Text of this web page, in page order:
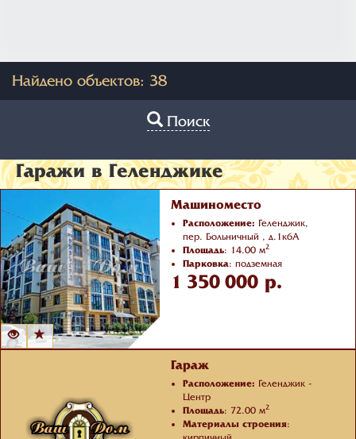
Найдено объектов: 38
Поиск
Гаражи в Геленджике
Машиноместо
Расположение: Геленджик,
пер. Больничный , д.1к6А
Площадь: 14.00 м2
Парковка: подземная
1 350 000 р.
Гараж
Расположение: Геленджик -
Центр
Площадь: 72.00 м2
Материалы строения: